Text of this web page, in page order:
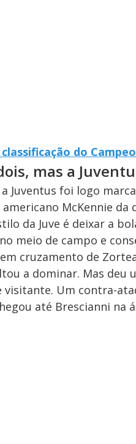
do
mas a
Juventus foi logo
McKennie da
da Juve é deixar a
meio de campo e
cruzamento de
a dominar. Mas
Um contra-
até Brescianni na